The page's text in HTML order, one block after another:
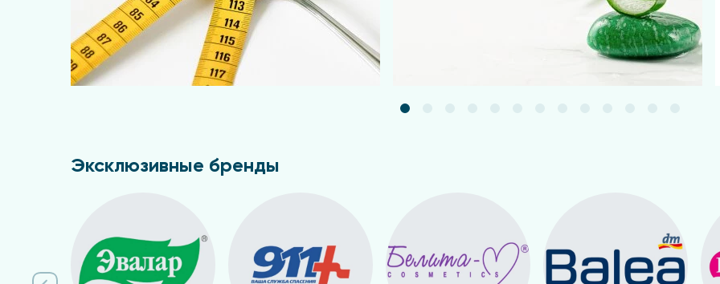
Эксклюзивные бренды